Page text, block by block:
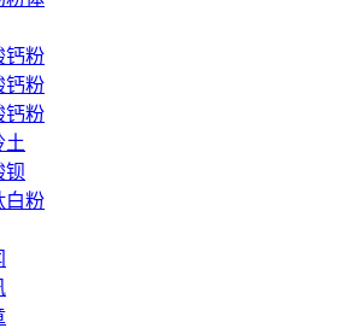
钙粉
钙粉
钙粉
土
钡
白粉